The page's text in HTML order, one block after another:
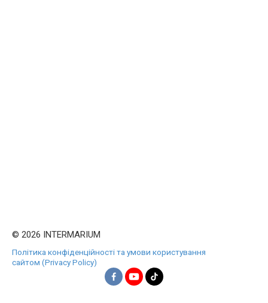
© 2026 INTERMARIUM
Політика конфіденційності та умови користування
сайтом (Privacy Policy)